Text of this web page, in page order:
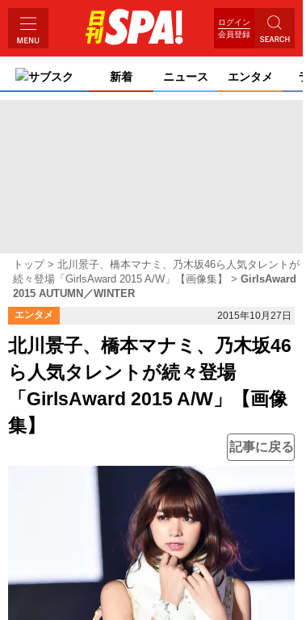
ログイン
会員登録
サブスク 新着 ニュース エンタメ
トップ
北川景子、橋本マナミ、乃木坂46ら人気タレントが
続々登場「GirlsAward 2015 A/W」【画像集】
GirlsAward
2015 AUTUMN／WINTER
エンタメ 2015年10月27日
北川景子、橋本マナミ、乃木坂46
ら人気タレントが続々登場
「GirlsAward 2015 A/W」【画像
集】
記事に戻る